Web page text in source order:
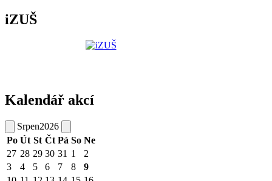
iZUŠ
Kalendář akcí
Srpen2026
Po Út St Čt Pá So Ne
27 28 29 30 31 1
2
3
4 5 6 7 8
9